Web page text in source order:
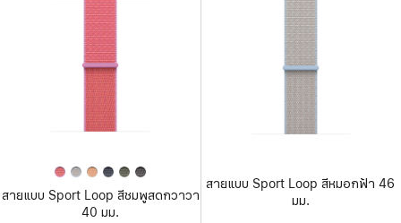
สายแบบ Sport Loop สีชมพูสดกวาวา
40 มม.
สายแบบ Sport Loop สีหมอกฟ้า 46
มม.